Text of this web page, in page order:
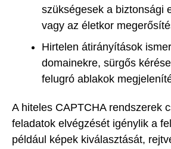
szükségesek a biztonsági
vagy az életkor
Hirtelen átirányítások
domainekre, sürgős
felugró ablakok
A hiteles CAPTCHA rendszerek
feladatok elvégzését igénylik a
például képek kiválasztását,